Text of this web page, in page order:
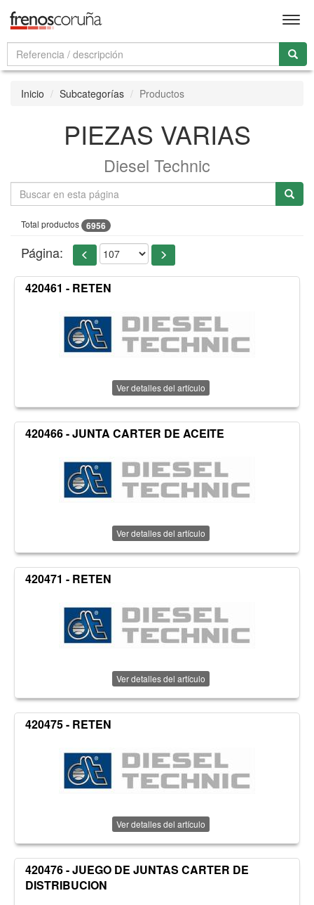
Inicio Subcategorías Productos
PIEZAS VARIAS
Diesel Technic
Total productos 6956
Página:
420461 - RETEN
Ver detalles del artículo
420466 - JUNTA CARTER DE ACEITE
Ver detalles del artículo
420471 - RETEN
Ver detalles del artículo
420475 - RETEN
Ver detalles del artículo
420476 - JUEGO DE JUNTAS CARTER DE
DISTRIBUCION